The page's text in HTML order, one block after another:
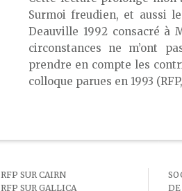
Surmoi freudien, et aussi
Deauville 1992 consacré à
circonstances ne m’ont
prendre en compte les
colloque parues en 1993
RFP SUR CAIRN
RFP SUR GALLICA
DE